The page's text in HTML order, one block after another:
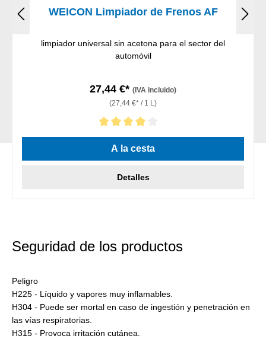
WEICON Limpiador de Frenos AF
limpiador universal sin acetona para el sector del
automóvil
27,44 €* (IVA incluido)
(27,44 €* / 1 L)
Calificación promedio de 4 de 5 estrellas
A la cesta
Detalles
Seguridad de los productos
Peligro
H225 - Líquido y vapores muy inflamables.
H304 - Puede ser mortal en caso de ingestión y penetración en
las vías respiratorias.
H315 - Provoca irritación cutánea.